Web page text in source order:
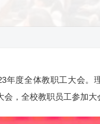
年度全体教职工大会。
会，全校教职员工参加大